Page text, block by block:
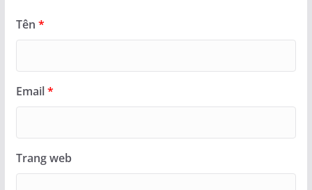
Tên *
Email*
Trang web